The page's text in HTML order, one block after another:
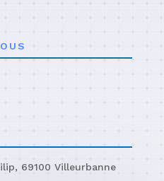
69100 Villeurbanne